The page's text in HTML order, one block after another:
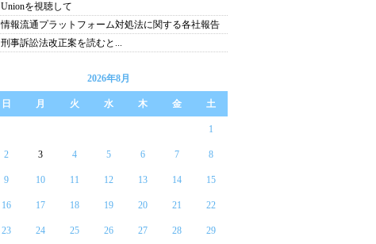
Unionを視聴して
情報流通プラットフォーム対処法に関する各社報告
刑事訴訟法改正案を読むと...
2026年8月
日 月 火 水 木 金 土
1
2 3 4 5 6 7 8
9 10 11 12 13 14 15
16 17 18 19 20 21 22
23 24 25 26 27 28 29